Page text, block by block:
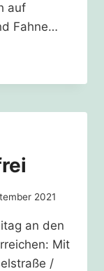
auf
Fahne…
2021
an den
Mit
/